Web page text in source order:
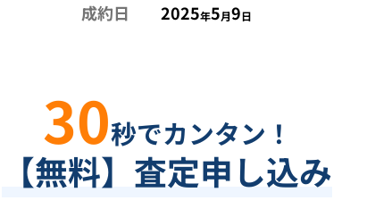
成約日 2025年5月9日
30秒でカンタン！
【無料】査定申し込み